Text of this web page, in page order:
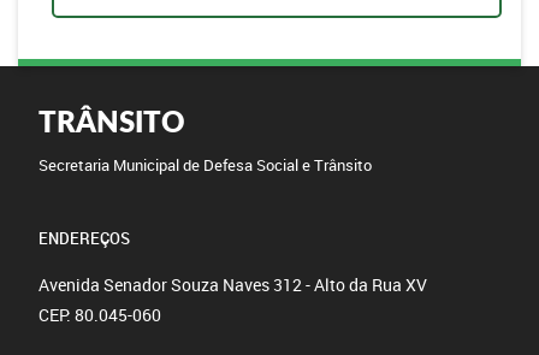
TRÂNSITO
Secretaria Municipal de Defesa Social e Trânsito
ENDEREÇOS
Avenida Senador Souza Naves 312 - Alto da Rua XV
CEP: 80.045-060